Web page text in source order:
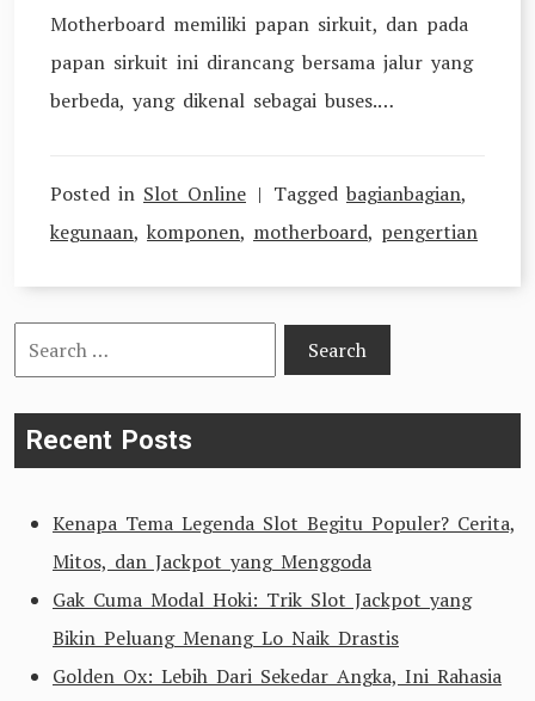
Motherboard memiliki papan sirkuit, dan pada
papan sirkuit ini dirancang bersama jalur yang
berbeda, yang dikenal sebagai buses.…
Posted in Slot Online Tagged bagianbagian,
kegunaan, komponen, motherboard, pengertian
Search
for:
Recent Posts
Kenapa Tema Legenda Slot Begitu Populer? Cerita,
Mitos, dan Jackpot yang Menggoda
Gak Cuma Modal Hoki: Trik Slot Jackpot yang
Bikin Peluang Menang Lo Naik Drastis
Golden Ox: Lebih Dari Sekedar Angka, Ini Rahasia